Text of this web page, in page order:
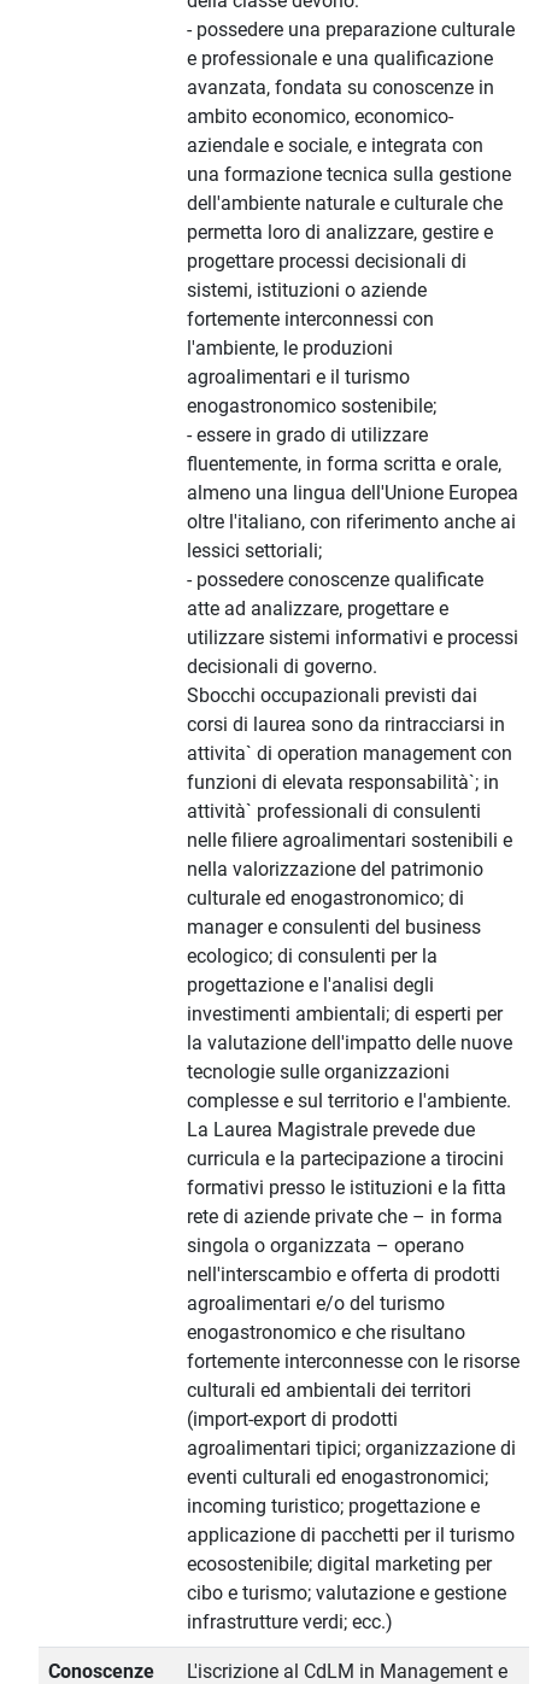
- possedere una preparazione culturale
e professionale e una qualificazione
avanzata, fondata su conoscenze in
ambito economico, economico-
aziendale e sociale, e integrata con
una formazione tecnica sulla gestione
dell'ambiente naturale e culturale che
permetta loro di analizzare, gestire e
progettare processi decisionali di
sistemi, istituzioni o aziende
fortemente interconnessi con
l'ambiente, le produzioni
agroalimentari e il turismo
enogastronomico sostenibile;
- essere in grado di utilizzare
fluentemente, in forma scritta e orale,
almeno una lingua dell'Unione Europea
oltre l'italiano, con riferimento anche ai
lessici settoriali;
- possedere conoscenze qualificate
atte ad analizzare, progettare e
utilizzare sistemi informativi e processi
decisionali di governo.
Sbocchi occupazionali previsti dai
corsi di laurea sono da rintracciarsi in
attivita` di operation management con
funzioni di elevata responsabilità`; in
attività` professionali di consulenti
nelle filiere agroalimentari sostenibili e
nella valorizzazione del patrimonio
culturale ed enogastronomico; di
manager e consulenti del business
ecologico; di consulenti per la
progettazione e l'analisi degli
investimenti ambientali; di esperti per
la valutazione dell'impatto delle nuove
tecnologie sulle organizzazioni
complesse e sul territorio e l'ambiente.
La Laurea Magistrale prevede due
curricula e la partecipazione a tirocini
formativi presso le istituzioni e la fitta
rete di aziende private che – in forma
singola o organizzata – operano
nell'interscambio e offerta di prodotti
agroalimentari e/o del turismo
enogastronomico e che risultano
fortemente interconnesse con le risorse
culturali ed ambientali dei territori
(import-export di prodotti
agroalimentari tipici; organizzazione di
eventi culturali ed enogastronomici;
incoming turistico; progettazione e
applicazione di pacchetti per il turismo
ecosostenibile; digital marketing per
cibo e turismo; valutazione e gestione
infrastrutture verdi; ecc.)
Conoscenze L'iscrizione al CdLM in Management e